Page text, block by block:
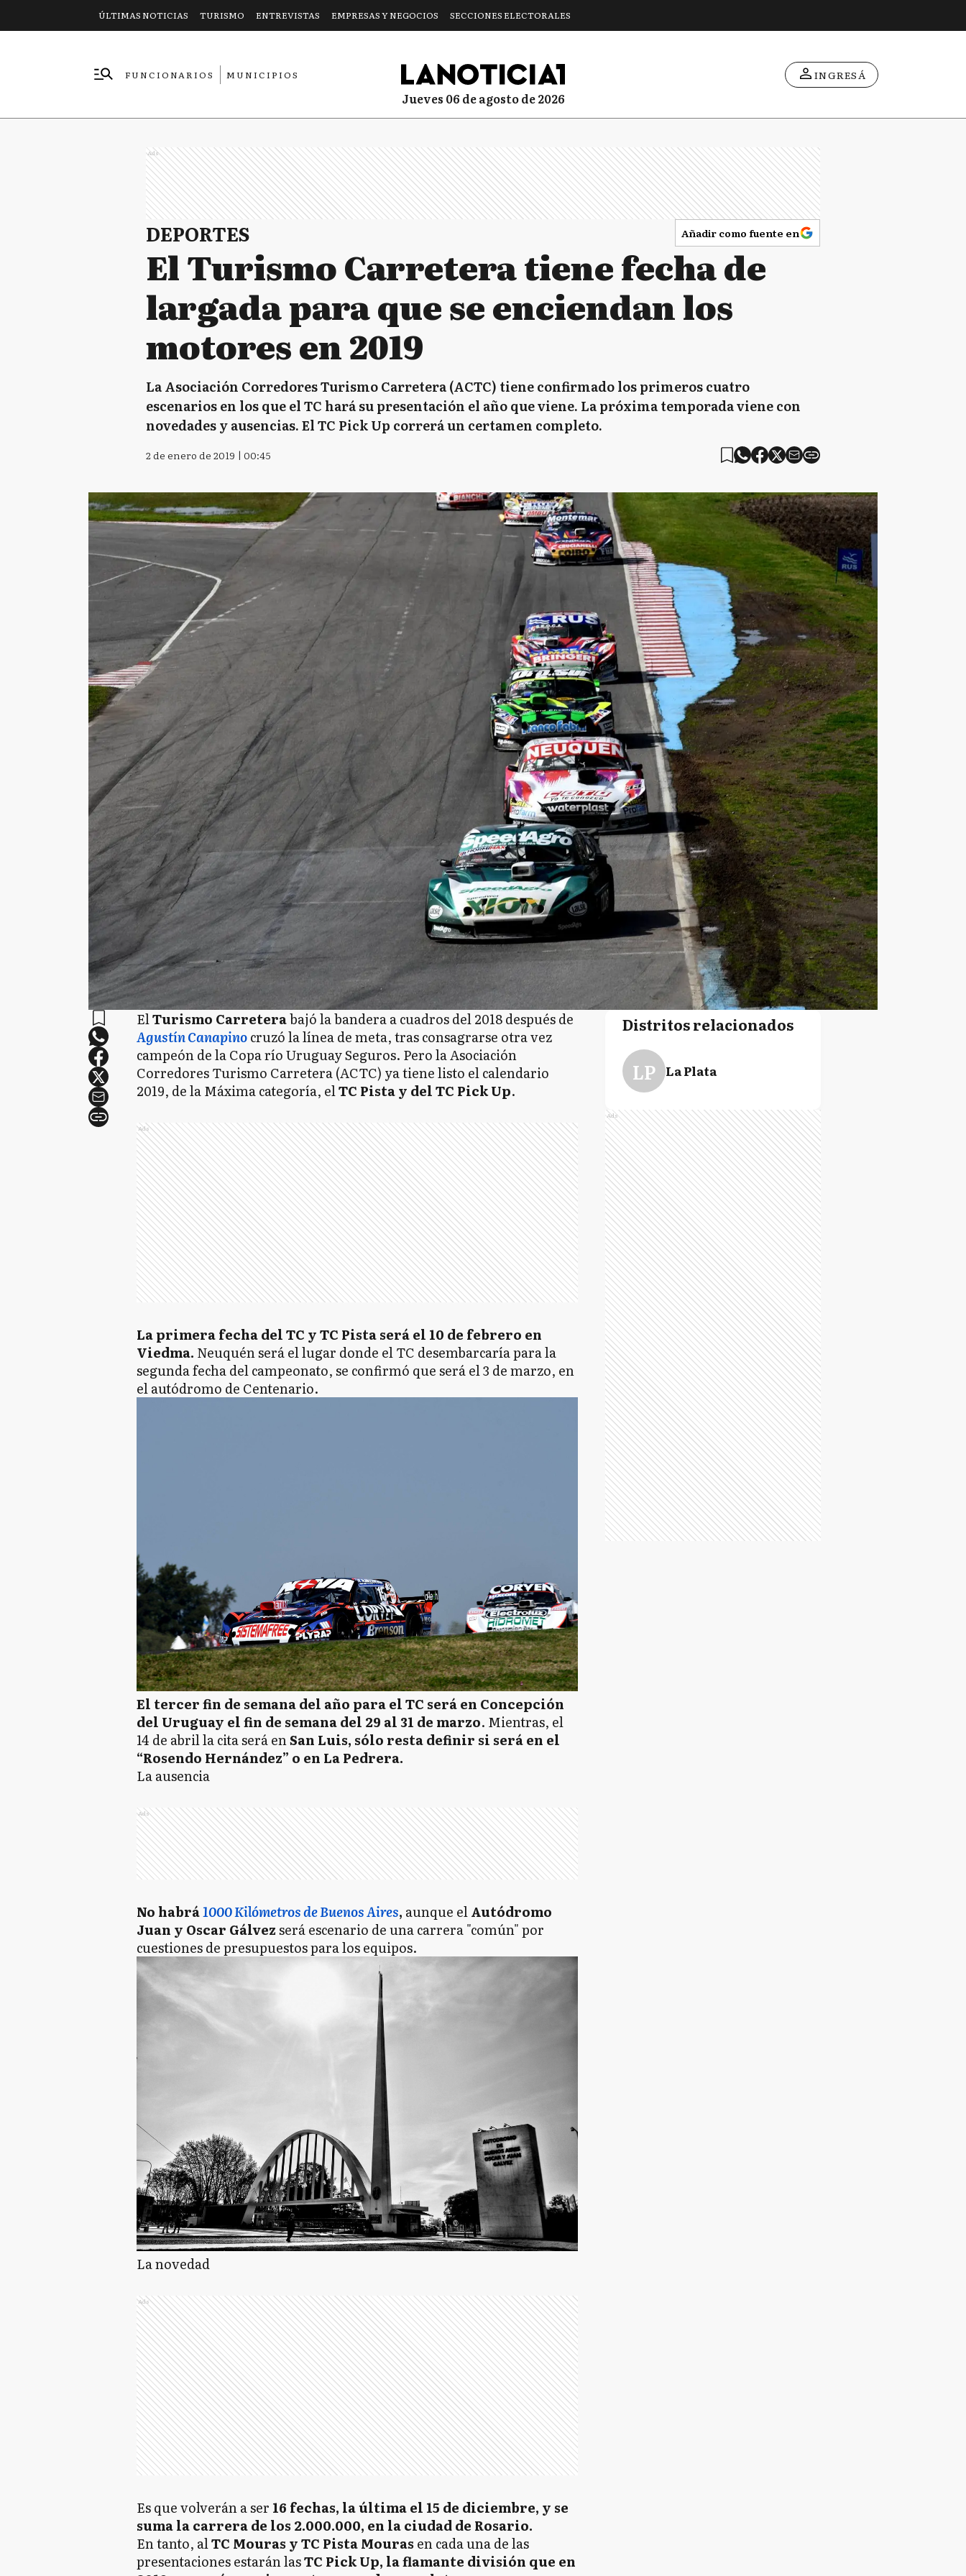
ÚLTIMAS NOTICIAS TURISMO ENTREVISTAS EMPRESAS Y NEGOCIOS SECCIONES ELECTORALES
FUNCIONARIOS
MUNICIPIOS
jueves 06 de agosto de 2026
INGRESÁ
Ads
DEPORTES Añadir como fuente en
El Turismo Carretera tiene fecha de
largada para que se enciendan los
motores en 2019
La Asociación Corredores Turismo Carretera (ACTC) tiene confirmado los primeros cuatro
escenarios en los que el TC hará su presentación el año que viene. La próxima temporada viene con
novedades y ausencias. El TC Pick Up correrá un certamen completo.
2 de enero de 2019 | 00:45
ElTurismo Carreterabajó la bandera a cuadros del 2018 después de
Agustín Canapinocruzó la línea de meta, tras consagrarse otra vez
campeón de la Copa río Uruguay Seguros. Pero la Asociación
Corredores Turismo Carretera (ACTC) ya tiene listo el calendario
2019, de la Máxima categoría, elTC Pista y del TC Pick Up.
Ads
La primera fecha del TC y TC Pista será el 10 de febrero en
Viedma. Neuquén será el lugar donde el TC desembarcaría para la
segunda fecha del campeonato, se confirmó que será el 3 de marzo, en
el autódromo de Centenario.
El tercer fin de semana del año para el TC será en Concepción
del Uruguay el fin de semana del 29 al 31 de marzo. Mientras, el
14 de abril la cita será enSan Luis, sólo resta definir si será en el
“Rosendo Hernández” o en La Pedrera.
La ausencia
Ads
No habrá1000 Kilómetros de Buenos Aires, aunque elAutódromo
Juan y Oscar Gálvezserá escenario de una carrera "común" por
cuestiones de presupuestos para los equipos.
La novedad
Ads
Es que volverán a ser 16 fechas, la última el 15 de diciembre, y se
suma la carrera de los 2.000.000, en la ciudad de Rosario.
En tanto, alTC Mouras y TC Pista Mouras en cada una de las
presentaciones estarán lasTC Pick Up, la flamante división que en
Distritos relacionados
LP La Plata
Ads